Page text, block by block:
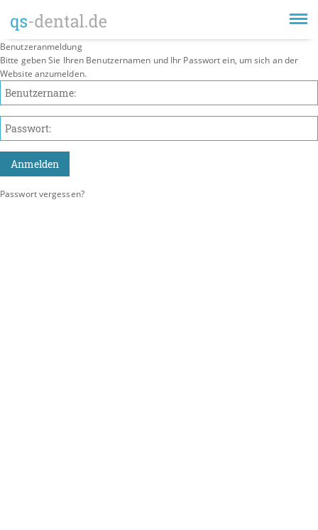
Benutzeranmeldung
Bitte geben Sie Ihren Benutzernamen und Ihr Passwort ein, um sich an der
Website anzumelden.
Passwort vergessen?